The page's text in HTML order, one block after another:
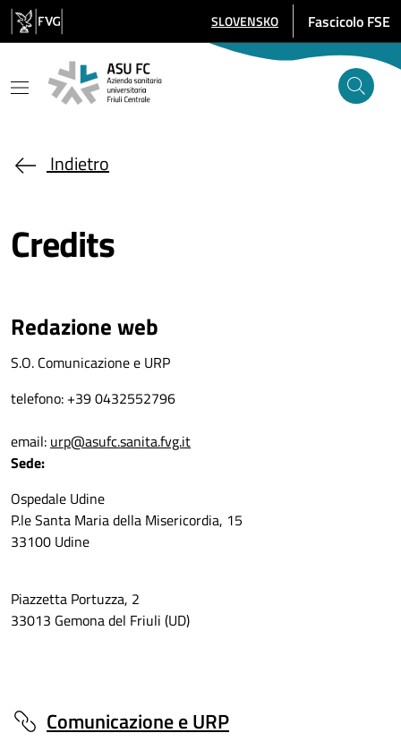
Salta al contenuto principale
SELEZIONE LINGUA: LINGUA
SLOVENSKO Fascicolo FSE
Indietro
Credits
Redazione web
S.O. Comunicazione e URP
telefono: +39 0432552796
email: urp@asufc.sanita.fvg.it
Sede:
Ospedale Udine
P.le Santa Maria della Misericordia, 15
33100 Udine
Piazzetta Portuzza, 2
33013 Gemona del Friuli (UD)
Comunicazione e URP